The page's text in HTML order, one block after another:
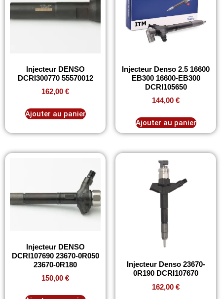
Injecteur DENSO
DCRI300770 55570012
162,00 €
Ajouter au panier
Injecteur Denso 2.5 16600
EB300 16600-EB300
DCRI105650
144,00 €
Ajouter au panier
Injecteur DENSO
DCRI107690 23670-0R050
23670-0R180
150,00 €
Injecteur Denso 23670-
0R190 DCRI107670
162,00 €